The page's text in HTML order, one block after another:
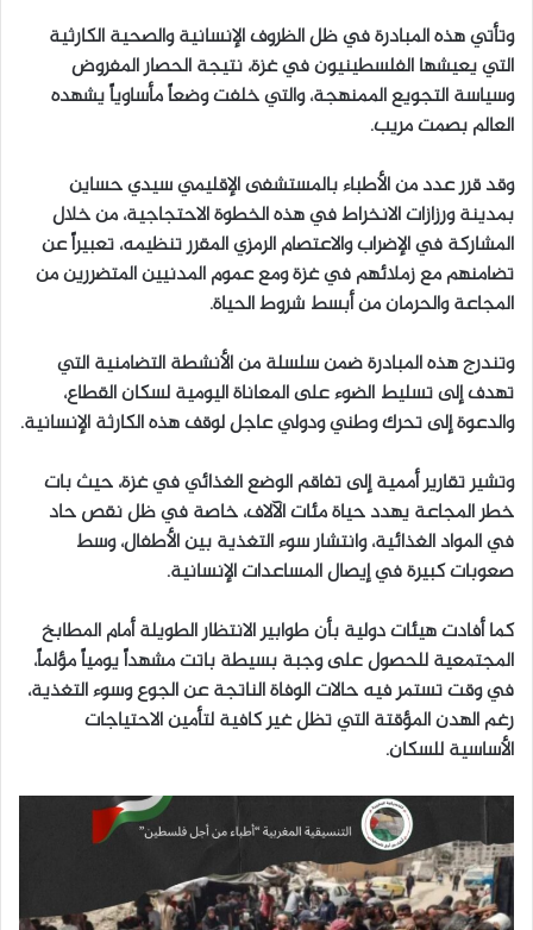
وتأتي هذه المبادرة في ظل الظروف الإنسانية والصحية الكارثية
التي يعيشها الفلسطينيون في غزة، نتيجة الحصار المفروض
وسياسة التجويع الممنهجة، والتي خلفت وضعاً مأساوياً يشهده
العالم بصمت مريب.
وقد قرر عدد من الأطباء بالمستشفى الإقليمي سيدي حساين
بمدينة ورزازات الانخراط في هذه الخطوة الاحتجاجية، من خلال
المشاركة في الإضراب والاعتصام الرمزي المقرر تنظيمه، تعبيراً عن
تضامنهم مع زملائهم في غزة ومع عموم المدنيين المتضررين من
المجاعة والحرمان من أبسط شروط الحياة.
وتندرج هذه المبادرة ضمن سلسلة من الأنشطة التضامنية التي
تهدف إلى تسليط الضوء على المعاناة اليومية لسكان القطاع،
والدعوة إلى تحرك وطني ودولي عاجل لوقف هذه الكارثة الإنسانية.
وتشير تقارير أممية إلى تفاقم الوضع الغذائي في غزة، حيث بات
خطر المجاعة يهدد حياة مئات الآلاف، خاصة في ظل نقص حاد
في المواد الغذائية، وانتشار سوء التغذية بين الأطفال، وسط
صعوبات كبيرة في إيصال المساعدات الإنسانية.
كما أفادت هيئات دولية بأن طوابير الانتظار الطويلة أمام المطابخ
المجتمعية للحصول على وجبة بسيطة باتت مشهداً يومياً مؤلماً،
في وقت تستمر فيه حالات الوفاة الناتجة عن الجوع وسوء التغذية،
رغم الهدن المؤقتة التي تظل غير كافية لتأمين الاحتياجات
الأساسية للسكان.